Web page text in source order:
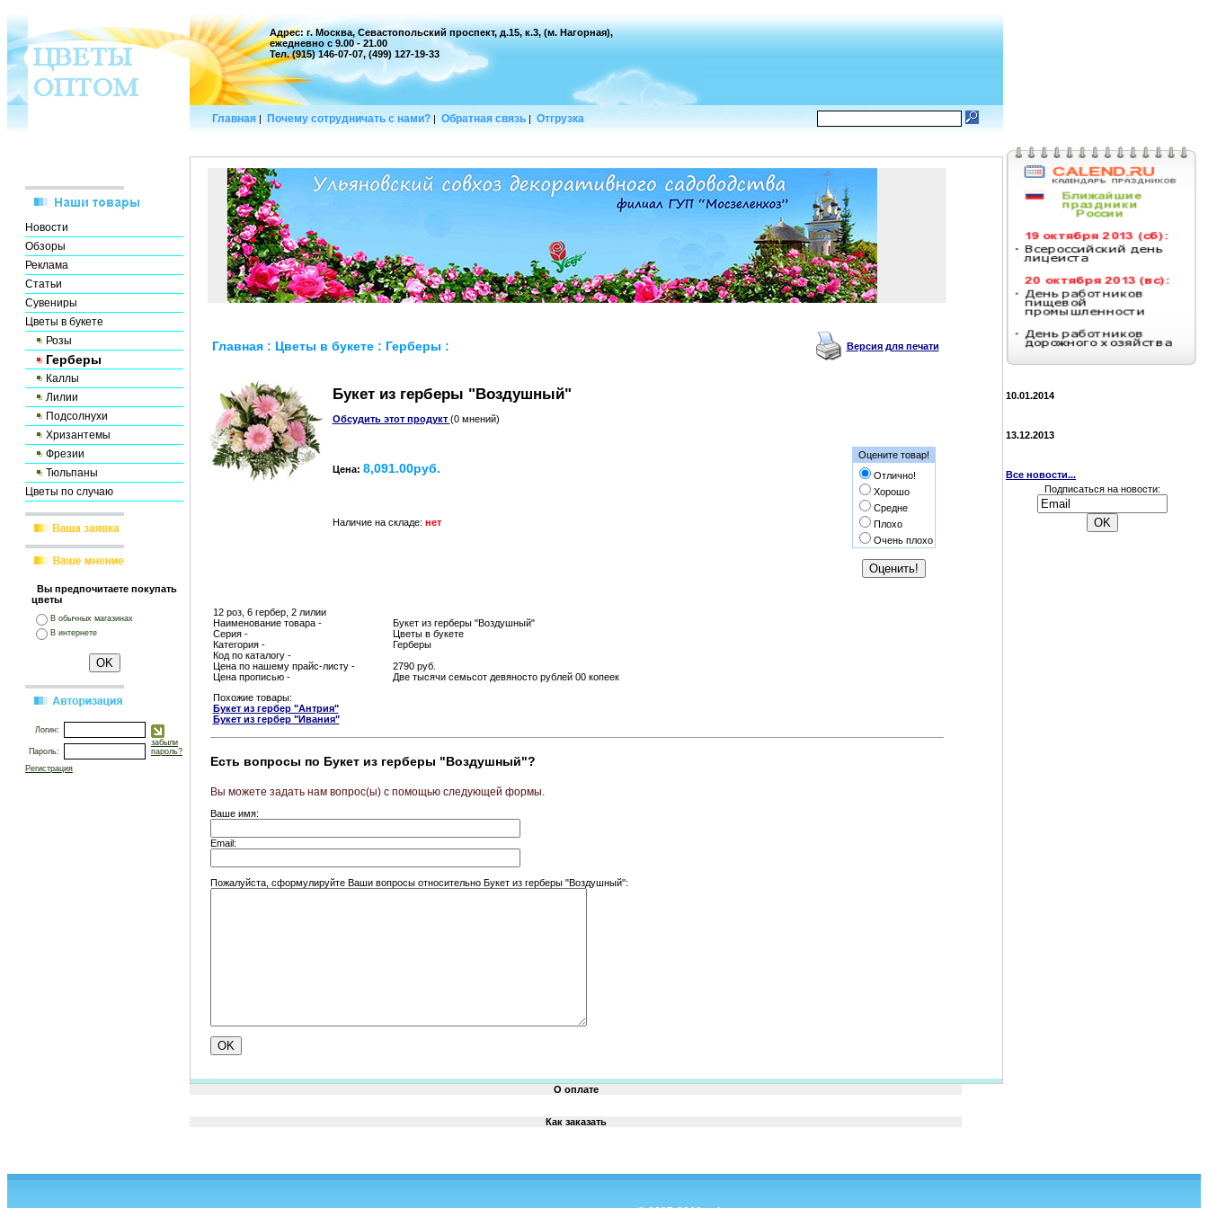
Новости
Обзоры
Реклама
Статьи
Сувениры
Цветы в букете
Розы
Герберы
Каллы
Лилии
Подсолнухи
Хризантемы
Фрезии
Тюльпаны
Цветы по случаю
Вы предпочитаете покупать
цветы
В обычных магазинах
В интернете
Логин:
Пароль:
забыли
пароль?
Регистрация
Главная | Почему сотрудничать с нами? | Обратная связь | Отгрузка
Главная: Цветы в букете: Герберы : Версия для печати
Букет из герберы "Воздушный"
Обсудить этот продукт (0 мнений)
Цена: 8,091.00руб.
Оцените товар!
Отлично!
Хорошо
Средне
Плохо
Очень плохо
Наличие на складе: нет
12 роз, 6 гербер, 2 лилии
Наименование товара -
Букет из герберы "Воздушный"
Серия -
Цветы в букете
Категория -
Герберы
Код по каталогу -
Цена по нашему прайс-листу -
2790 руб.
Цена прописью -
Две тысячи семьсот девяносто рублей 00 копеек
Похожие товары:
Букет из гербер "Антрия"
Букет из гербер "Ивания"
Есть вопросы по Букет из герберы "Воздушный"?
Вы можете задать нам вопрос(ы) с помощью следующей формы.
Ваше имя:
Email:
Пожалуйста, сформулируйте Ваши вопросы относительно Букет из герберы "Воздушный":
О оплате
Как заказать
10.01.2014
13.12.2013
Все новости...
Подписаться на новости:
Адрес: г. Москва, Севастопольский проспект, д.15, к.3, (м. Нагорная),
ежедневно с 9.00 - 21.00
Тел. (915) 146-07-07, (499) 127-19-33